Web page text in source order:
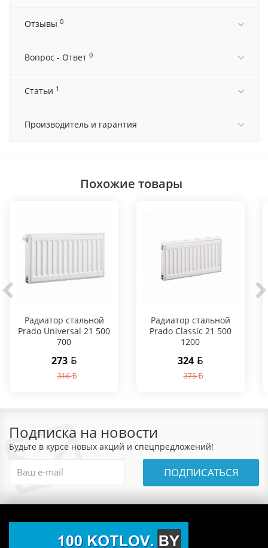
Отзывы 0
Вопрос - Ответ 0
Статьи 1
Производитель и гарантия
Похожие товары
Радиатор стальной
Prado Universal 21 500
700
273
316
Радиатор стальной
Prado Classic 21 500
1200
324
375
Подписка на новости
Будьте в курсе новых акций и спецпредложений!
ПОДПИСАТЬСЯ